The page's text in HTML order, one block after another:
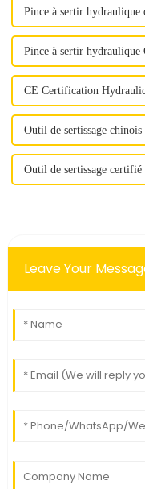
Pince à sertir hydraulique
Pince à sertir hydraulique
CE Certification
Outil de sertissage chinois
Outil de sertissage certifié
Leave Your